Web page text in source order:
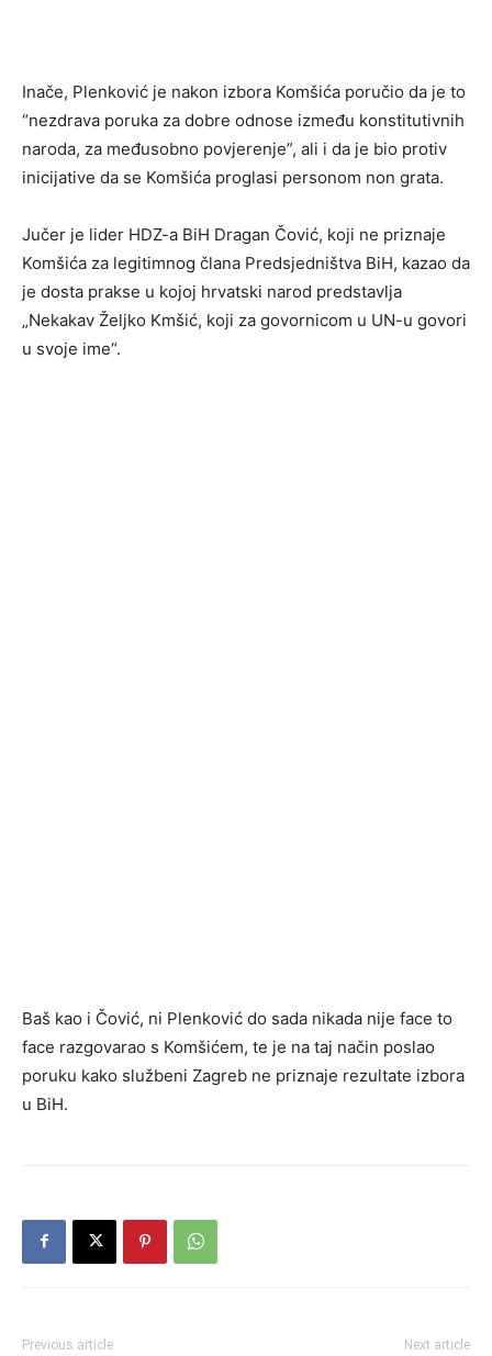
Inače, Plenković je nakon izbora Komšića poručio da je to
“nezdrava poruka za dobre odnose između konstitutivnih
naroda, za međusobno povjerenje”, ali i da je bio protiv
inicijative da se Komšića proglasi personom non grata.
Jučer je lider HDZ-a BiH Dragan Čović, koji ne priznaje
Komšića za legitimnog člana Predsjedništva BiH, kazao da
je dosta prakse u kojoj hrvatski narod predstavlja
„Nekakav Željko Kmšić, koji za govornicom u UN-u govori
u svoje ime“.
Baš kao i Čović, ni Plenković do sada nikada nije face to
face razgovarao s Komšićem, te je na taj način poslao
poruku kako službeni Zagreb ne priznaje rezultate izbora
u BiH.
Previous article Next article